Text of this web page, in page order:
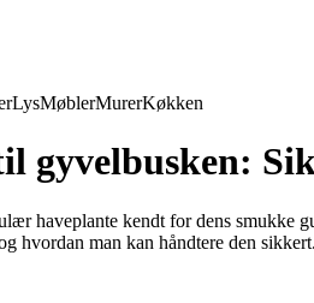
LysMøblerMurerKøkken
gyvelbusken:
haveplante kendt for dens
hvordan man kan håndtere den sikkert.